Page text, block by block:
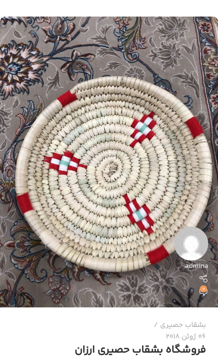
admina
0
بشقاب حصیری
06 ژوئن 2018
فروشگاه بشقاب حصیری ارزان